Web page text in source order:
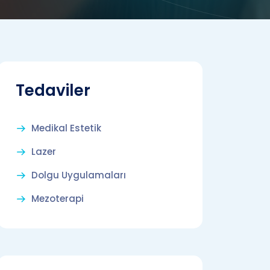
Tedaviler
Medikal Estetik
Lazer
Dolgu Uygulamaları
Mezoterapi